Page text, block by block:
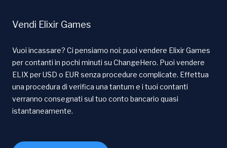
Vendi Elixir Games
Vuoi incassare? Ci pensiamo noi: puoi vendere Elixir Games
per contanti in pochi minuti su ChangeHero. Puoi vendere
ELIX per USD o EUR senza procedure complicate. Effettua
una procedura di verifica una tantum e i tuoi contanti
verranno consegnati sul tuo conto bancario quasi
istantaneamente.